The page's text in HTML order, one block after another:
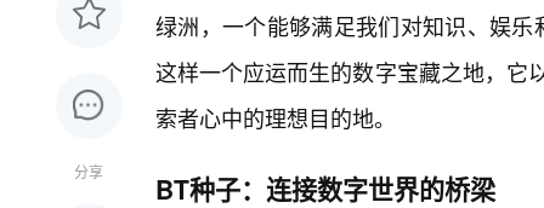
分享
绿洲，一个能够满足我们对知识、娱
这样一个应运而生的数字宝藏之地，它
索者心中的理想目的地。
BT种子：连接数字世界的桥梁